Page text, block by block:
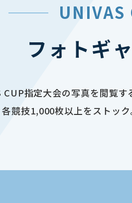
UNIVAS
フォトギ
指定大会の写真を閲覧
競技1,000枚以上をストッ